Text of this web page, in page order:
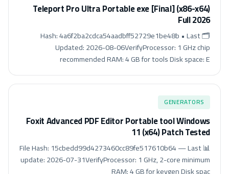
Teleport Pro Ultra Portable exe [Final] (x86-x64)
Full 2026
🗂 Hash: 4a6f2ba2cdca54aadbff52729e1be48b • Last
Updated: 2026-08-06VerifyProcessor: 1 GHz chip
recommended RAM: 4 GB for tools Disk space: E
GENERATORS
Foxit Advanced PDF Editor Portable tool Windows
11 (x64) Patch Tested
📊 File Hash: 15cbedd99d4273460cc89fe517610b64 — Last
update: 2026-07-31VerifyProcessor: 1 GHz, 2-core minimum
RAM: 4 GB for keygen Disk spac